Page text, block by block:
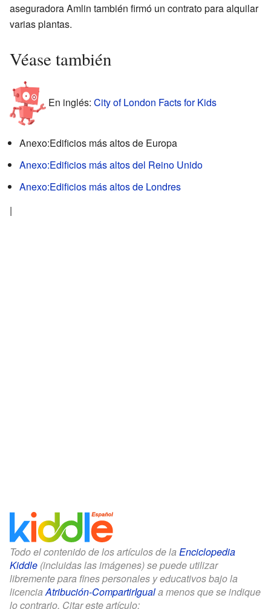
aseguradora Amlin también firmó un contrato para alquilar
varias plantas.
Véase también
En inglés: City of London Facts for Kids
Anexo:Edificios más altos de Europa
Anexo:Edificios más altos del Reino Unido
Anexo:Edificios más altos de Londres
|
Todo el contenido de los artículos de la Enciclopedia
Kiddle (incluidas las imágenes) se puede utilizar
libremente para fines personales y educativos bajo la
licencia Atribución-CompartirIguala menos que se indique
lo contrario. Citar este artículo: